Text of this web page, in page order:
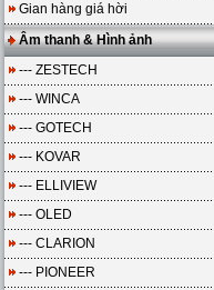
Gian hàng giá hời
Âm thanh & Hình ảnh
--- ZESTECH
--- WINCA
--- GOTECH
--- KOVAR
--- ELLIVIEW
--- OLED
--- CLARION
--- PIONEER